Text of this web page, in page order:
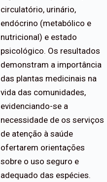
circulatório, urinário,
endócrino (metabólico e
nutricional) e estado
psicológico. Os resultados
demonstram a importância
das plantas medicinais na
vida das comunidades,
evidenciando-se a
necessidade de os serviços
de atenção à saúde
ofertarem orientações
sobre o uso seguro e
adequado das espécies.